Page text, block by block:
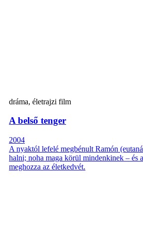
dráma, életrajzi film
A belső tenger
2004
A nyaktól lefelé megbénult Ramón
halni; noha maga körül mindenkinek – és
meghozza az életkedvét.